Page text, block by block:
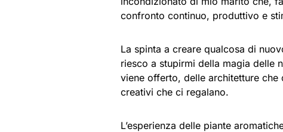
confronto continuo, produttivo e
La spinta a creare qualcosa di
riesco a stupirmi della magia delle
viene offerto, delle architetture
creativi che ci regalano.
L’esperienza delle piante